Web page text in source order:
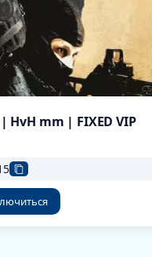
HvH mm | FIXED VIP